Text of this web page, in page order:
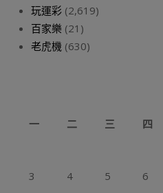
玩運彩 (2,619)
百家樂 (21)
老虎機 (630)
一
二 三 四
3
4 5 6